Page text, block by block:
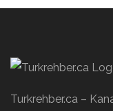
Turkrehber.ca –